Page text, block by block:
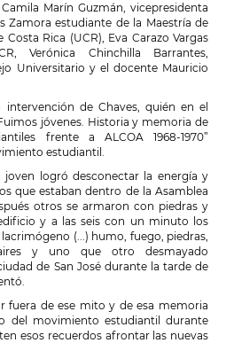
Marín Guzmán, vicepresidenta
Zamora estudiante de la Maestría de
Rica (UCR), Eva Carazo Vargas
Verónica Chinchilla Barrantes,
Universitario y el docente Mauricio
de Chaves, quién en el
jóvenes. Historia y memoria de
frente a ALCOA 1968-1970”
estudiantil.
joven logró desconectar la energía y
que estaban dentro de la Asamblea
otros se armaron con piedras y
y a las seis con un minuto los
(...) humo, fuego, piedras,
y uno que otro desmayado
de San José durante la tarde de
fuera de ese mito y de esa memoria
del movimiento estudiantil durante
esos recuerdos afrontar las nuevas